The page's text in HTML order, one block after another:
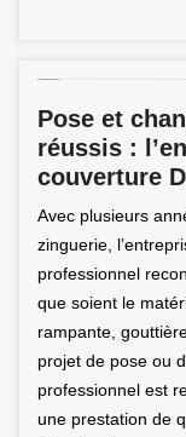
Pose et
réussis :
couverture
Avec plusieurs
zinguerie,
professionnel
que soient le
rampante,
projet de pose ou
professionnel est
une prestation de